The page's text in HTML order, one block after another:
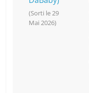
(Sorti le 29
Mai 2026)